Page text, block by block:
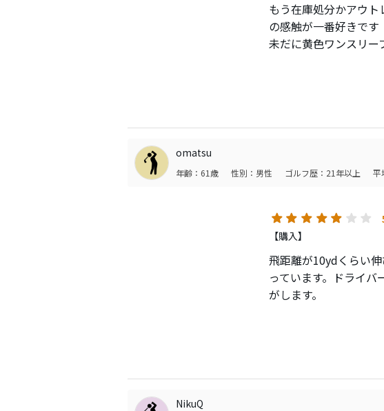
もう在庫処分かアウ
の感触が一番好きです
未だに黄色ワンスリー
嘗てはV1→V1Xと行
でも、この330Xがど
アプローチやパターで
ドライバーで芯を食
く残存する柔らかい郷
この330Xが歴代ベス
TourBXになって明ら
それもいいのですが、
る柔らかい余韻を絶
omatsu
年齢：61歳 性別：男性 ゴルフ歴：21年以上 平
【購入】
飛距離が10ydくらい
っています。ドライ
がします。
私のようなドライバ
これで2500円くらい
NikuQ